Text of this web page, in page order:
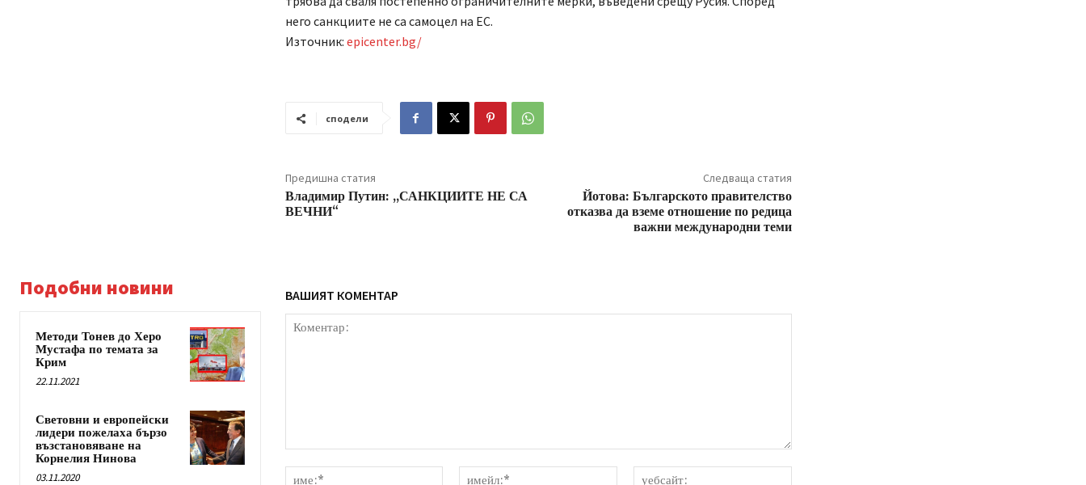
него санкциите не са самоцел на ЕС.
Източник: epicenter.bg/
сподели
Предишна статия
Владимир Путин: „САНКЦИИТЕ НЕ СА
ВЕЧНИ“
Следваща статия
Йотова: Българското правителство
отказва да вземе отношение по редица
важни международни теми
Подобни новини
Методи Тонев до Херо
Мустафа по темата за
Крим
22.11.2021
Световни и европейски
лидери пожелаха бързо
възстановяване на
Корнелия Нинова
03.11.2020
ВАШИЯТ КОМЕНТАР
имейл:*